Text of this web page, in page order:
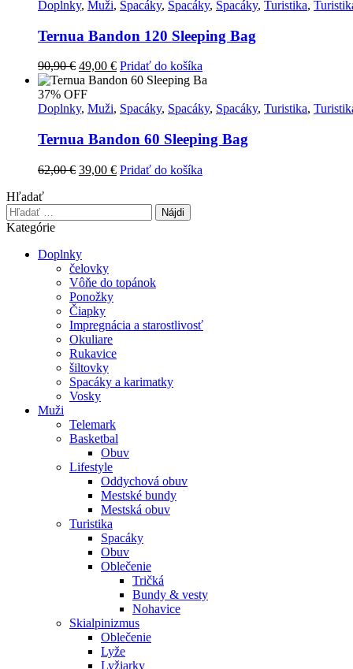
Doplnky, Muži, Spacáky, Spacáky, Spacáky, Turistika,
Ternua Bandon 120 Sleeping Bag
90,90€ Pôvodná
cena
bola:
90,90 €.
49,00 €Aktuálna
cena
49,00 €.
Pridať do košíka
37% OFF
Doplnky, Muži, Spacáky, Spacáky, Spacáky, Turistika,
Ternua Bandon 60 Sleeping Bag
62,00€ Pôvodná
39,00 €Aktuálna
Pridať do košíka
Hľadať
Hľadať:
Kategórie
Doplnky
čelovky
Vôňe do topánok
Ponožky
Čiapky
Impregnácia a starostlivosť
Okuliare
Rukavice
šiltovky
Spacáky a karimatky
Vosky
Muži
Telemark
Basketbal
Obuv
Lifestyle
Oddychová obuv
Mestské bundy
Mestská obuv
Turistika
Spacáky
Obuv
Oblečenie
Tričká
Bundy & vesty
Nohavice
Skialpinizmus
Oblečenie
Lyže
Lyžiarky